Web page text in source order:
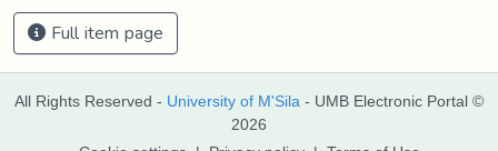
Full item page
All Rights Reserved - University of M'Sila - UMB Electronic Portal ©
2026